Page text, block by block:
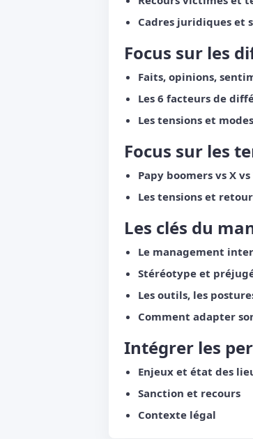
Cadres juridiques et
Focus sur les
Faits, opinions,
Les 6 facteurs de
Les tensions et
Focus sur les
Papy boomers vs X vs
Les tensions et
Les clés du
Le management
Stéréotype et
Les outils, les
Comment adapter
Intégrer les
Enjeux et état des
Sanction et recours
Contexte légal